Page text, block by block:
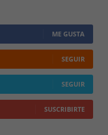
ME GUSTA
SEGUIR
SEGUIR
SUSCRIBIRTE